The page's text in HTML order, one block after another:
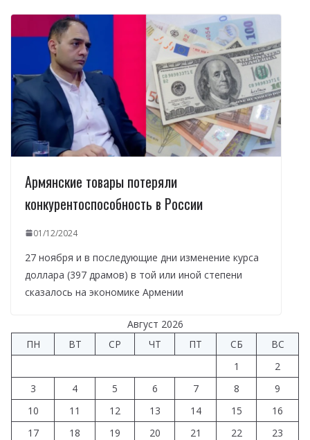
Армянские товары потеряли
конкурентоспособность в России
01/12/2024
27 ноября и в последующие дни изменение курса
доллара (397 драмов) в той или иной степени
сказалось на экономике Армении
Август 2026
ПН
ВТ СР ЧТ ПТ СБ
ВС
1
2
3
4 5 6 7 8
9
10
11 12 13 14 15
16
17
18 19 20 21 22
23